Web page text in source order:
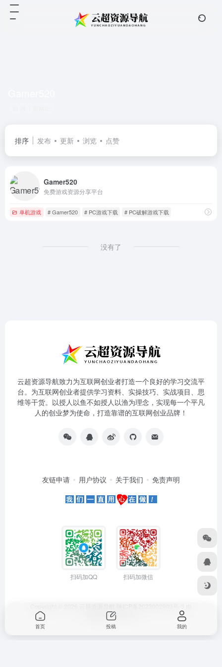
排序 发布 更新 浏览 点赞
Gamer520
免费游戏资源分享平台
单机游戏 # Gamer520 # PC游戏下载 # PC破解游戏下载
没有了
云超资源导航致力为互联网创业者打造一个良好的学习交流平
台。为互联网创业者提供学习资料、实操技巧、实战项目、思
维等干货。以授人以鱼不如授人以渔为理念，实现每一个平凡
人的创业梦为使命，打造靠谱的互联网创业品牌！
友链申请 用户协议 关于我们 免责声明
扫码加QQ 扫码加微信
OneNav强力驱动
首页 投稿 我的